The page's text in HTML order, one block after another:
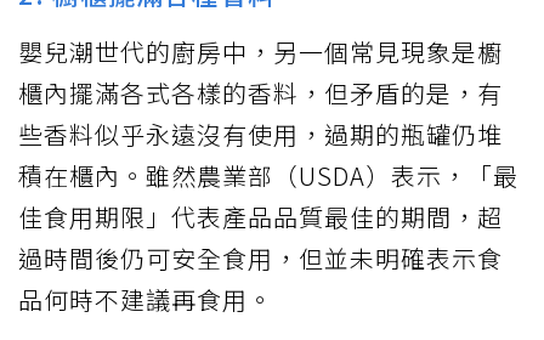
嬰兒潮世代的廚房中，另一個常見現象是櫥
櫃內擺滿各式各樣的香料，但矛盾的是，有
些香料似乎永遠沒有使用，過期的瓶罐仍堆
積在櫃內。雖然農業部（USDA）表示，「最
佳食用期限」代表產品品質最佳的期間，超
過時間後仍可安全食用，但並未明確表示食
品何時不建議再食用。